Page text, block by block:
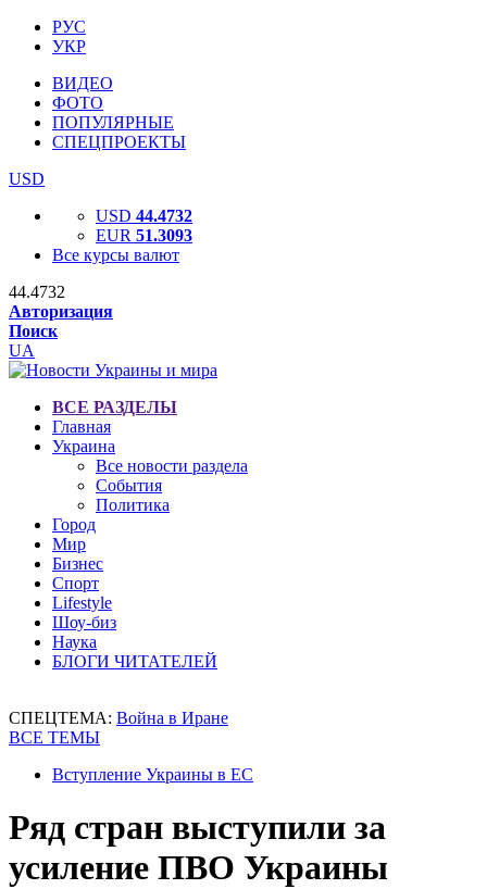
РУС
УКР
ВИДЕО
ФОТО
ПОПУЛЯРНЫЕ
СПЕЦПРОЕКТЫ
USD
USD 44.4732
EUR 51.3093
Все курсы валют
44.4732
Авторизация
Поиск
UA
ВСЕ РАЗДЕЛЫ
Главная
Украина
Все новости раздела
События
Политика
Город
Мир
Бизнес
Спорт
Lifestyle
Шоу-биз
Наука
БЛОГИ ЧИТАТЕЛЕЙ
СПЕЦТЕМА: Война в Иране
ВСЕ ТЕМЫ
Вступление Украины в ЕС
Ряд стран выступили за
усиление ПВО Украины